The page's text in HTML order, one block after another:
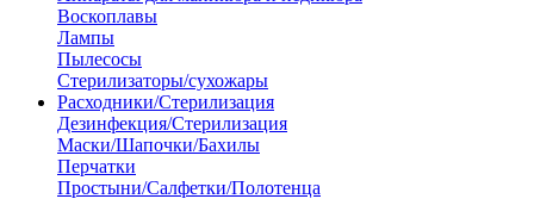
Воскоплавы
Лампы
Пылесосы
Стерилизаторы/сухожары
Расходники/Стерилизация
Дезинфекция/Стерилизация
Маски/Шапочки/Бахилы
Перчатки
Простыни/Салфетки/Полотенца